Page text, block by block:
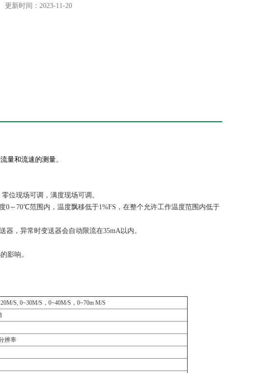
更新时间：2023-11-20
量和流速的测量。
位现场可调，满度现场可调。
0～70℃范围内，温度飘移低于1%FS，在整个允许工作温度范围内低于
，异常时变送器会自动限流在35mA以内。
影响。
S, 0~30M/S，0~40M/S，0~70m M/S
辨率